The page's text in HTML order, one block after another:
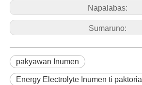
Napalabas:
Sumaruno:
pakyawan Inumen
Energy Electrolyte Inumen ti paktoria